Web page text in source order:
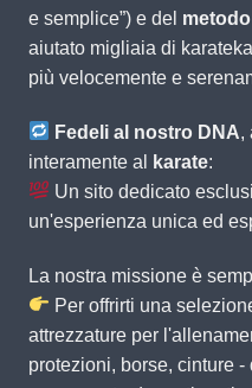
e semplice”) e del
aiutato migliaia di
più velocemente e
Fedeli al nostro DNA,
interamente al
karate:
Un sito dedicato
un'esperienza unica ed
La nostra missione è
Per offrirti una
attrezzature per
protezioni, borse, cinture